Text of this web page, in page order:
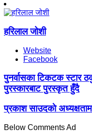
हरिलाल जोशी
Website
Facebook
पुनर्वासका टिकटक स्टार
पुरस्कारबाट पुरस्कृत हुँदै
प्रकाश साउदकाे
Below Comments Ad